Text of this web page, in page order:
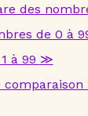
des
de 0 à
à 99 ≫